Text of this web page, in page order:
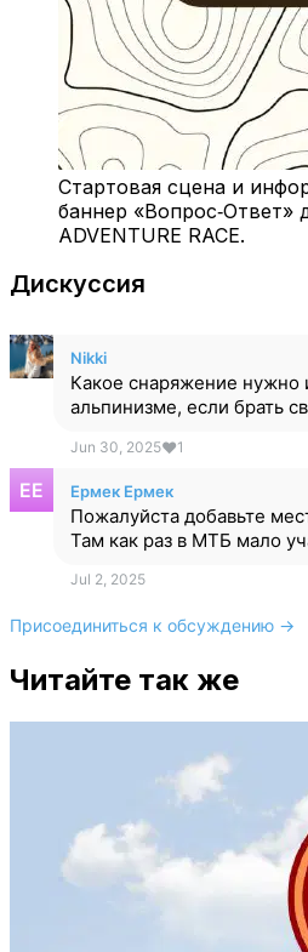
Стартовая сцена и
баннер «Вопрос‑Ответ»
ADVENTURE RACE.
Дискуссия
Nikki
Какое снаряжение нужно
альпинизме, если брать
Jun 30, 2025❤1
Ермек Ермек
Пожалуйста добавьте
Там как раз в МТБ мало
Jul 2, 2025
Присоединиться к обсуждению →
Читайте так же